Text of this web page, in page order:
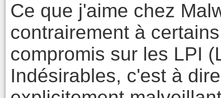
Ce que j'aime chez
contrairement à
compromis sur les LPI
Indésirables, c'est à